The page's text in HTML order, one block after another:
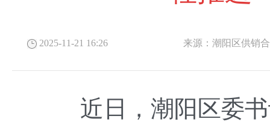
2025-11-21 16:26 来源：潮阳区供销
近日，潮阳区委书